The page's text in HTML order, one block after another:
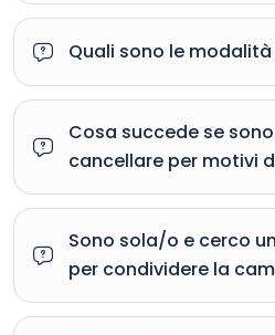
Quali sono le
Cosa succede se
cancellare per motivi
Sono sola/o e cerco
per condividere la